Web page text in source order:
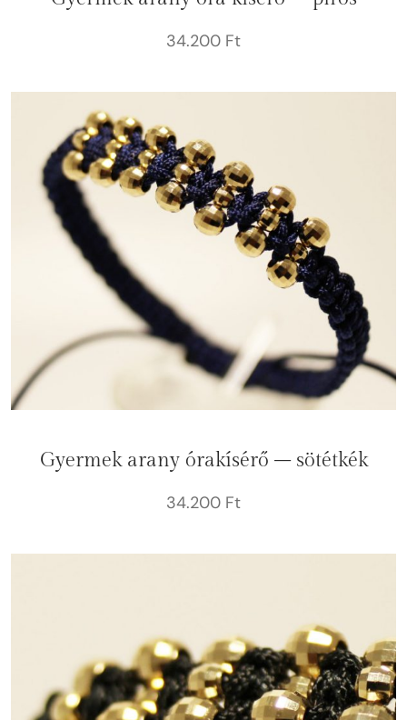
34.200 Ft
Gyermek arany órakísérő – sötétkék
34.200 Ft